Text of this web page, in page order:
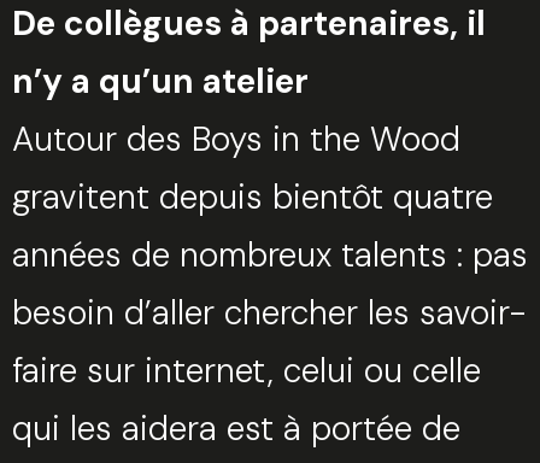
De collègues à partenaires, il
n’y a qu’un atelier
Autour des Boys in the Wood
gravitent depuis bientôt quatre
années de nombreux talents : pas
besoin d’aller chercher les savoir-
faire sur internet, celui ou celle
qui les aidera est à portée de